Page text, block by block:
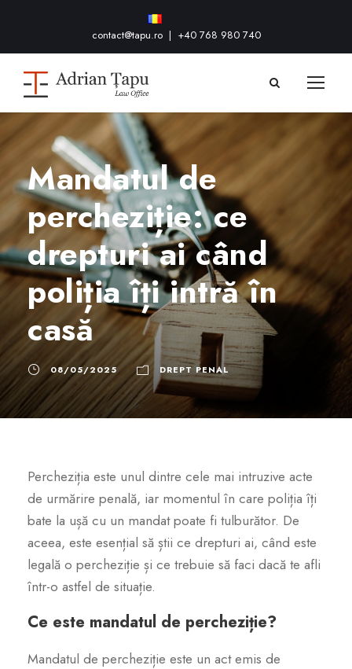
contact@tapu.ro| +40 768 980 740
Mandatul de
percheziție: ce
drepturi ai când
poliția îți intră în
casă
08/05/2025 DREPT PENAL
Percheziția este unul dintre cele mai intruzive acte
de urmărire penală, iar momentul în care poliția îți
bate la ușă cu un mandat poate fi tulburător. De
aceea, este esențial să știi ce drepturi ai, când este
legală o percheziție și ce trebuie să faci dacă te afli
într-o astfel de situație.
Ce este mandatul de percheziție?
Mandatul de percheziție este un act emis de